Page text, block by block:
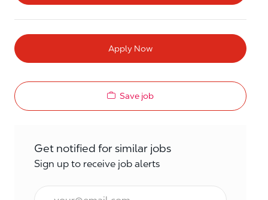
Apply Now
Save job
Get notified for similar jobs
Sign up to receive job alerts
Email*